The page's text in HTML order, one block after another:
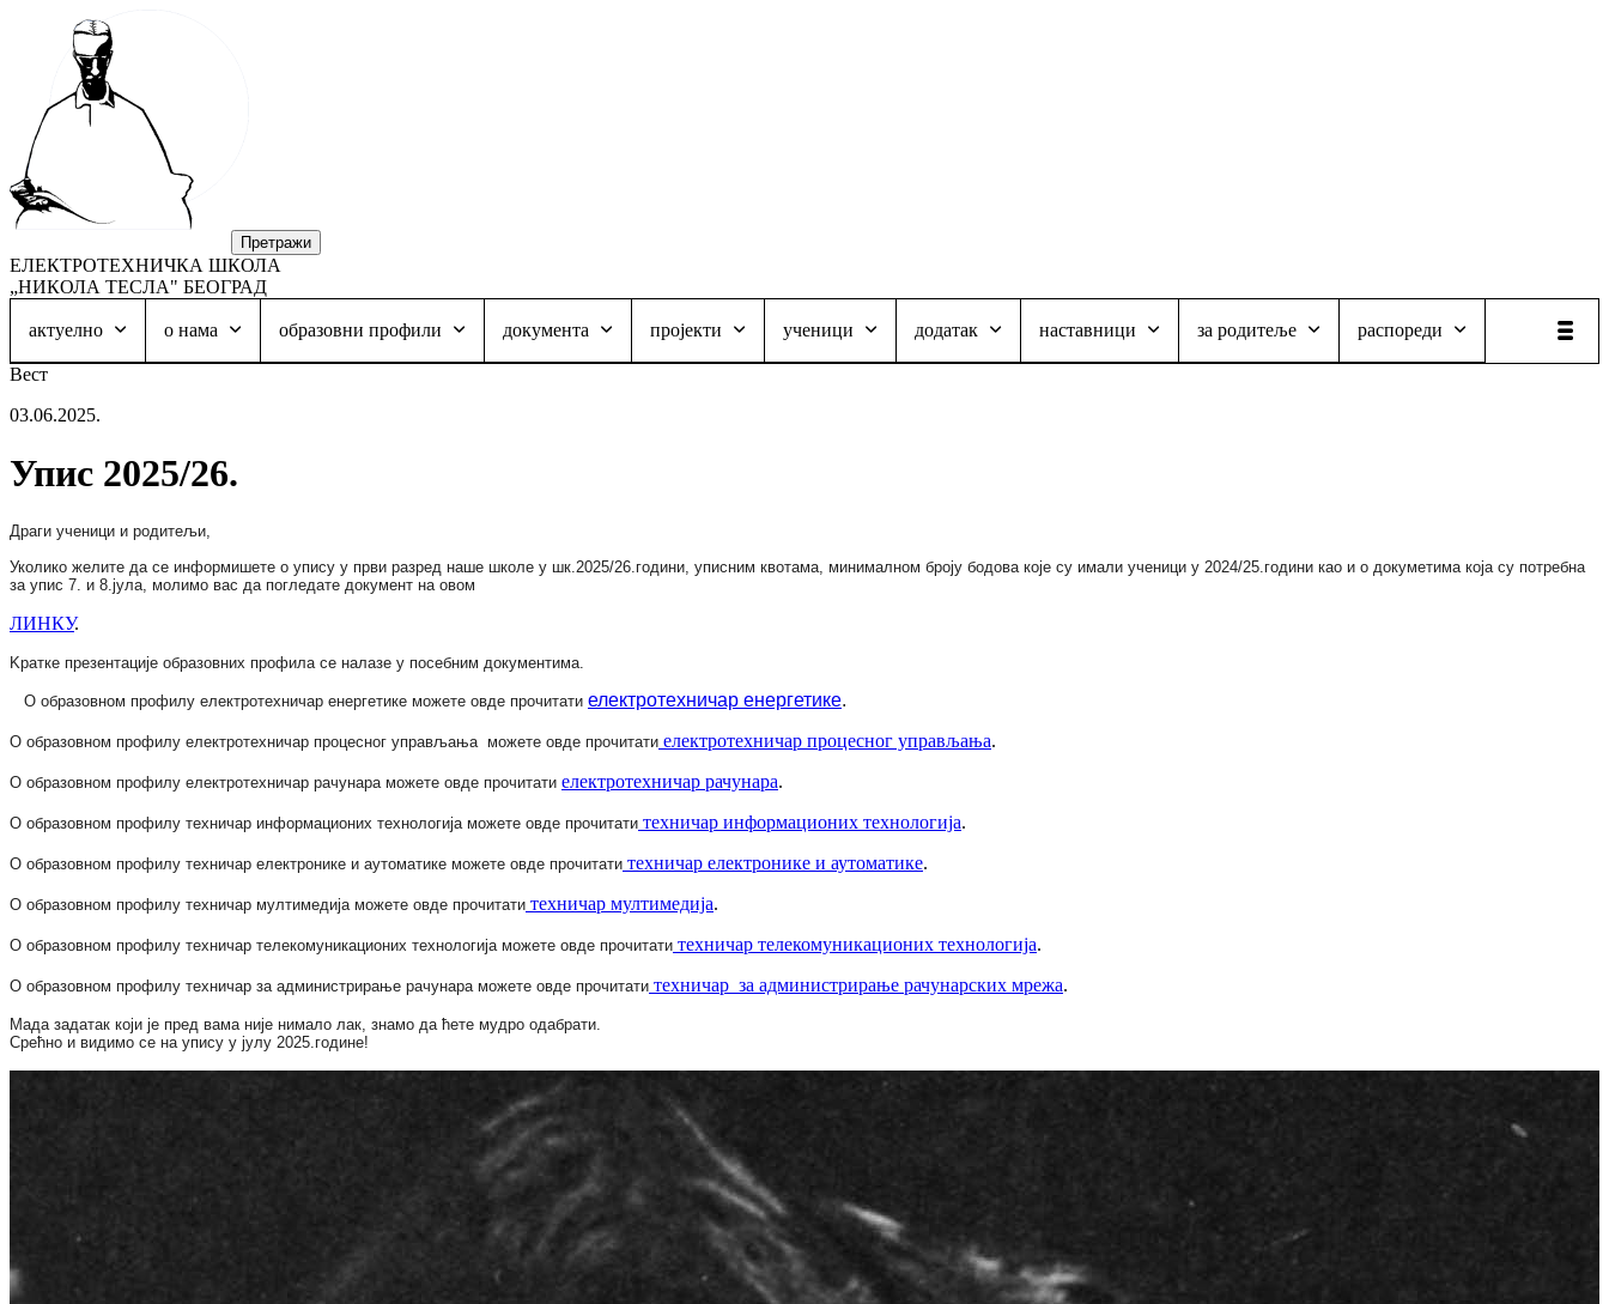
ЕЛЕКТРОТЕХНИЧКА ШКОЛА
„НИКОЛА ТЕСЛА" БЕОГРАД
актуелно о нама образовни профили документа пројекти ученици додатак наставници за родитеље распореди
Вест
03.06.2025.
Упис 2025/26.
Драги ученици и родитељи,
Уколико желите да се информишете о упису у први разред наше школе у шк.2025/26.години, уписним квотама, минималном броју бодова које су имали ученици у 2024/25.години као и о докуметима која су потребна
за упис 7. и 8.јула, молимо вас да погледате документ на овом
ЛИНКУ.
Kратке презентације образовних профила се налазе у посебним документима.
О образовном профилу електротехничар енергетике можете овде прочитати електротехничар енергетике.
О образовном профилу електротехничар процесног управљања можете овде прочитати електротехничар процесног управљања.
О образовном профилу електротехничар рачунара можете овде прочитати електротехничар рачунара.
О образовном профилу техничар информационих технологија можете овде прочитати техничар информационих технологија.
О образовном профилу техничар електронике и аутоматике можете овде прочитати техничар електронике и аутоматике.
О образовном профилу техничар мултимедија можете овде прочитати техничар мултимедија.
О образовном профилу техничар телекомуникационих технологија можете овде прочитати техничар телекомуникационих технологија.
О образовном профилу техничар за администрирање рачунара можете овде прочитати техничар за администрирање рачунарских мрежа.
Мада задатак који је пред вама није нимало лак, знамо да ћете мудро одабрати.
Срећно и видимо се на упису у јулу 2025.године!